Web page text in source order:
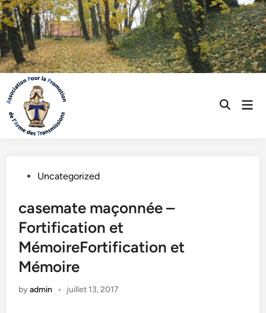
Skip
to
content
Open
PostedUncategorized
casemate maçonnée –
Fortification et
MémoireFortification et
Mémoire
byadmin • juillet 13, 2017